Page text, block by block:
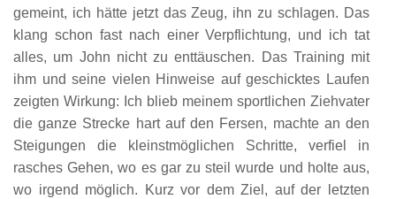
gemeint, ich hätte jetzt das Zeug, ihn zu schlagen. Das
klang schon fast nach einer Verpflichtung, und ich tat
alles, um John nicht zu enttäuschen. Das Training mit
ihm und seine vielen Hinweise auf geschicktes Laufen
zeigten Wirkung: Ich blieb meinem sportlichen Ziehvater
die ganze Strecke hart auf den Fersen, machte an den
Steigungen die kleinstmöglichen Schritte, verfiel in
rasches Gehen, wo es gar zu steil wurde und holte aus,
wo irgend möglich. Kurz vor dem Ziel, auf der letzten